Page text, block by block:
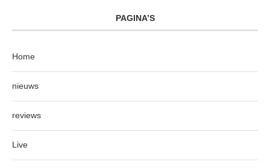
PAGINA’S
Home
nieuws
reviews
Live